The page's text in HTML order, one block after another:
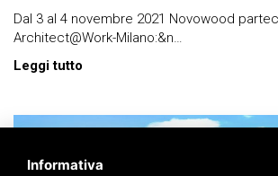
Dal 3 al 4 novembre 2021 Novowood
Architect@Work-Milano:&n…
Leggi tutto
Informativa